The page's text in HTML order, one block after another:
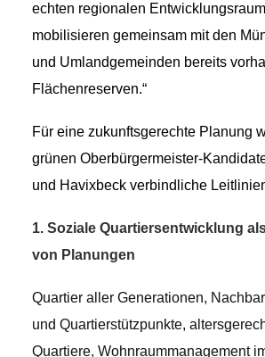
Aktuelles
Termine
echten regionalen
mobilisieren gemeinsam mit den
und Umlandgemeinden bereits
Flächenreserven.“
Für eine zukunftsgerechte Planung
grünen Oberbürgermeister-
und Havixbeck verbindliche
1. Soziale Quartiersentwicklung
von Planungen
Quartier aller Generationen,
und Quartierstützpunkte,
Quartiere, Wohnraummanagement